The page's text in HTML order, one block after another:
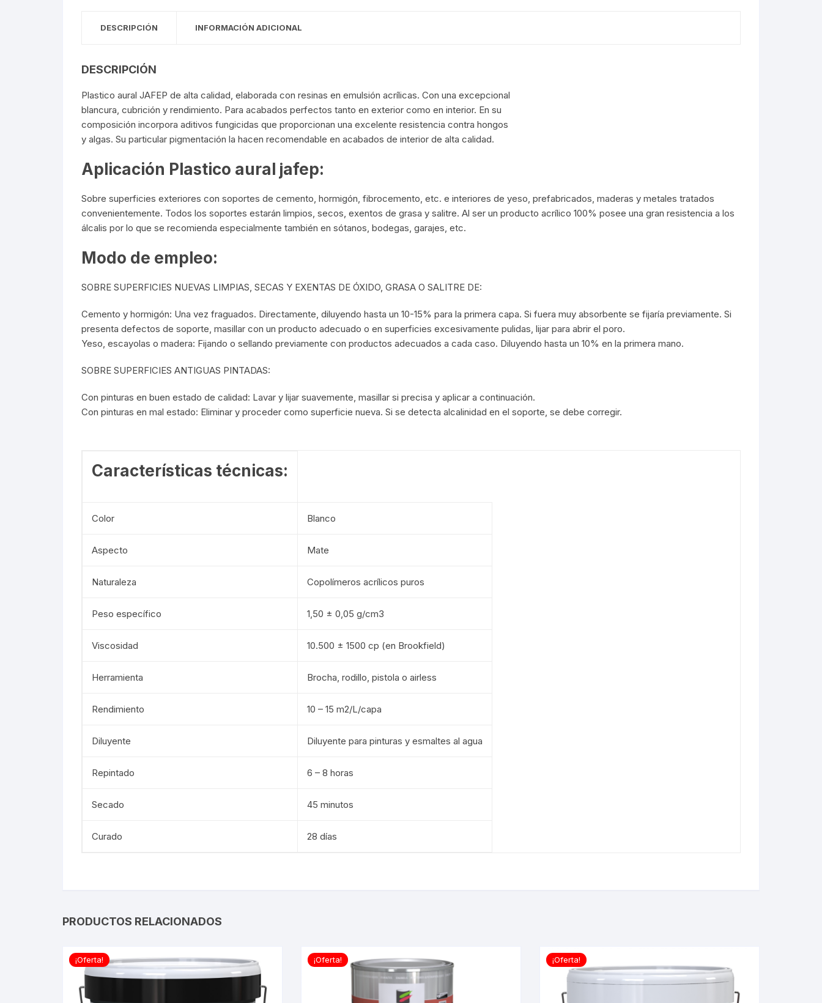
DESCRIPCIÓN INFORMACIÓN ADICIONAL
DESCRIPCIÓN
Plastico aural JAFEP de alta calidad, elaborada con resinas en emulsión acrílicas. Con una excepcional
blancura, cubrición y rendimiento. Para acabados perfectos tanto en exterior como en interior. En su
composición incorpora aditivos fungicidas que proporcionan una excelente resistencia contra hongos
y algas. Su particular pigmentación la hacen recomendable en acabados de interior de alta calidad.
Aplicación Plastico aural jafep:
Sobre superficies exteriores con soportes de cemento, hormigón, fibrocemento, etc. e interiores de yeso, prefabricados, maderas y metales tratados
convenientemente. Todos los soportes estarán limpios, secos, exentos de grasa y salitre. Al ser un producto acrílico 100% posee una gran resistencia a los
álcalis por lo que se recomienda especialmente también en sótanos, bodegas, garajes, etc.
Modo de empleo:
SOBRE SUPERFICIES NUEVAS LIMPIAS, SECAS Y EXENTAS DE ÓXIDO, GRASA O SALITRE DE:
Cemento y hormigón: Una vez fraguados. Directamente, diluyendo hasta un 10-15% para la primera capa. Si fuera muy absorbente se fijaría previamente. Si
presenta defectos de soporte, masillar con un producto adecuado o en superficies excesivamente pulidas, lijar para abrir el poro.
Yeso, escayolas o madera: Fijando o sellando previamente con productos adecuados a cada caso. Diluyendo hasta un 10% en la primera mano.
SOBRE SUPERFICIES ANTIGUAS PINTADAS:
Con pinturas en buen estado de calidad: Lavar y lijar suavemente, masillar si precisa y aplicar a continuación.
Con pinturas en mal estado: Eliminar y proceder como superficie nueva. Si se detecta alcalinidad en el soporte, se debe corregir.
Características técnicas:
Color Blanco
Aspecto Mate
Naturaleza Copolímeros acrílicos puros
Peso específico 1,50 ± 0,05 g/cm3
Viscosidad 10.500 ± 1500 cp (en Brookfield)
Herramienta Brocha, rodillo, pistola o airless
Rendimiento 10 – 15 m2/L/capa
Diluyente Diluyente para pinturas y esmaltes al agua
Repintado 6 – 8 horas
Secado 45 minutos
Curado 28 días
PRODUCTOS RELACIONADOS
¡Oferta! ¡Oferta! ¡Oferta!